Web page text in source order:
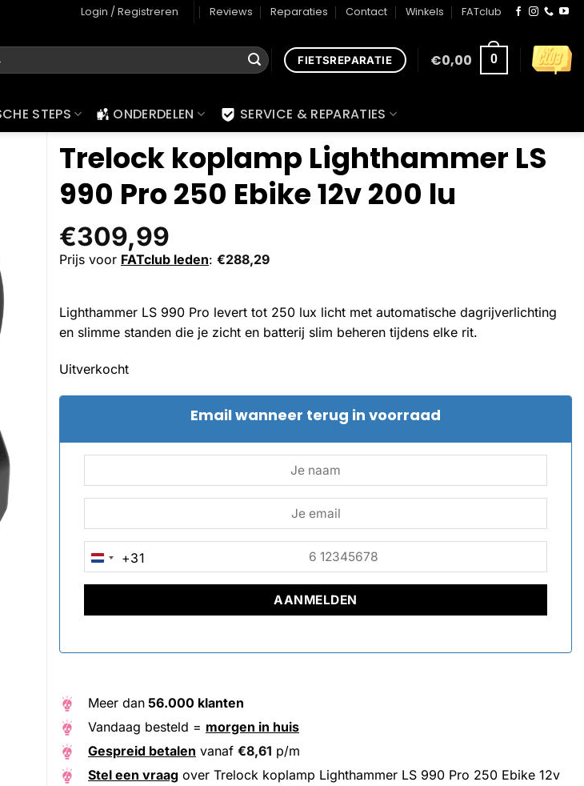
Login / Registreren Reviews Reparaties Contact Winkels FATclub
FIETSREPARATIE €0,00 0
STEPS ONDERDELEN SERVICE & REPARATIES
Trelock koplamp Lighthammer LS
990 Pro 250 Ebike 12v 200 lu
€309,99
Prijs voor FATclub leden: €288,29
Lighthammer LS 990 Pro levert tot 250 lux licht met automatische dagrijverlichting
en slimme standen die je zicht en batterij slim beheren tijdens elke rit.
Uitverkocht
Email wanneer terug in voorraad
NETHERLANDS
+31
+31
Meer dan 56.000 klanten
Vandaag besteld = morgen in huis
Gespreid betalen vanaf €8,61 p/m
Stel een vraag over Trelock koplamp Lighthammer LS 990 Pro 250 Ebike 12v